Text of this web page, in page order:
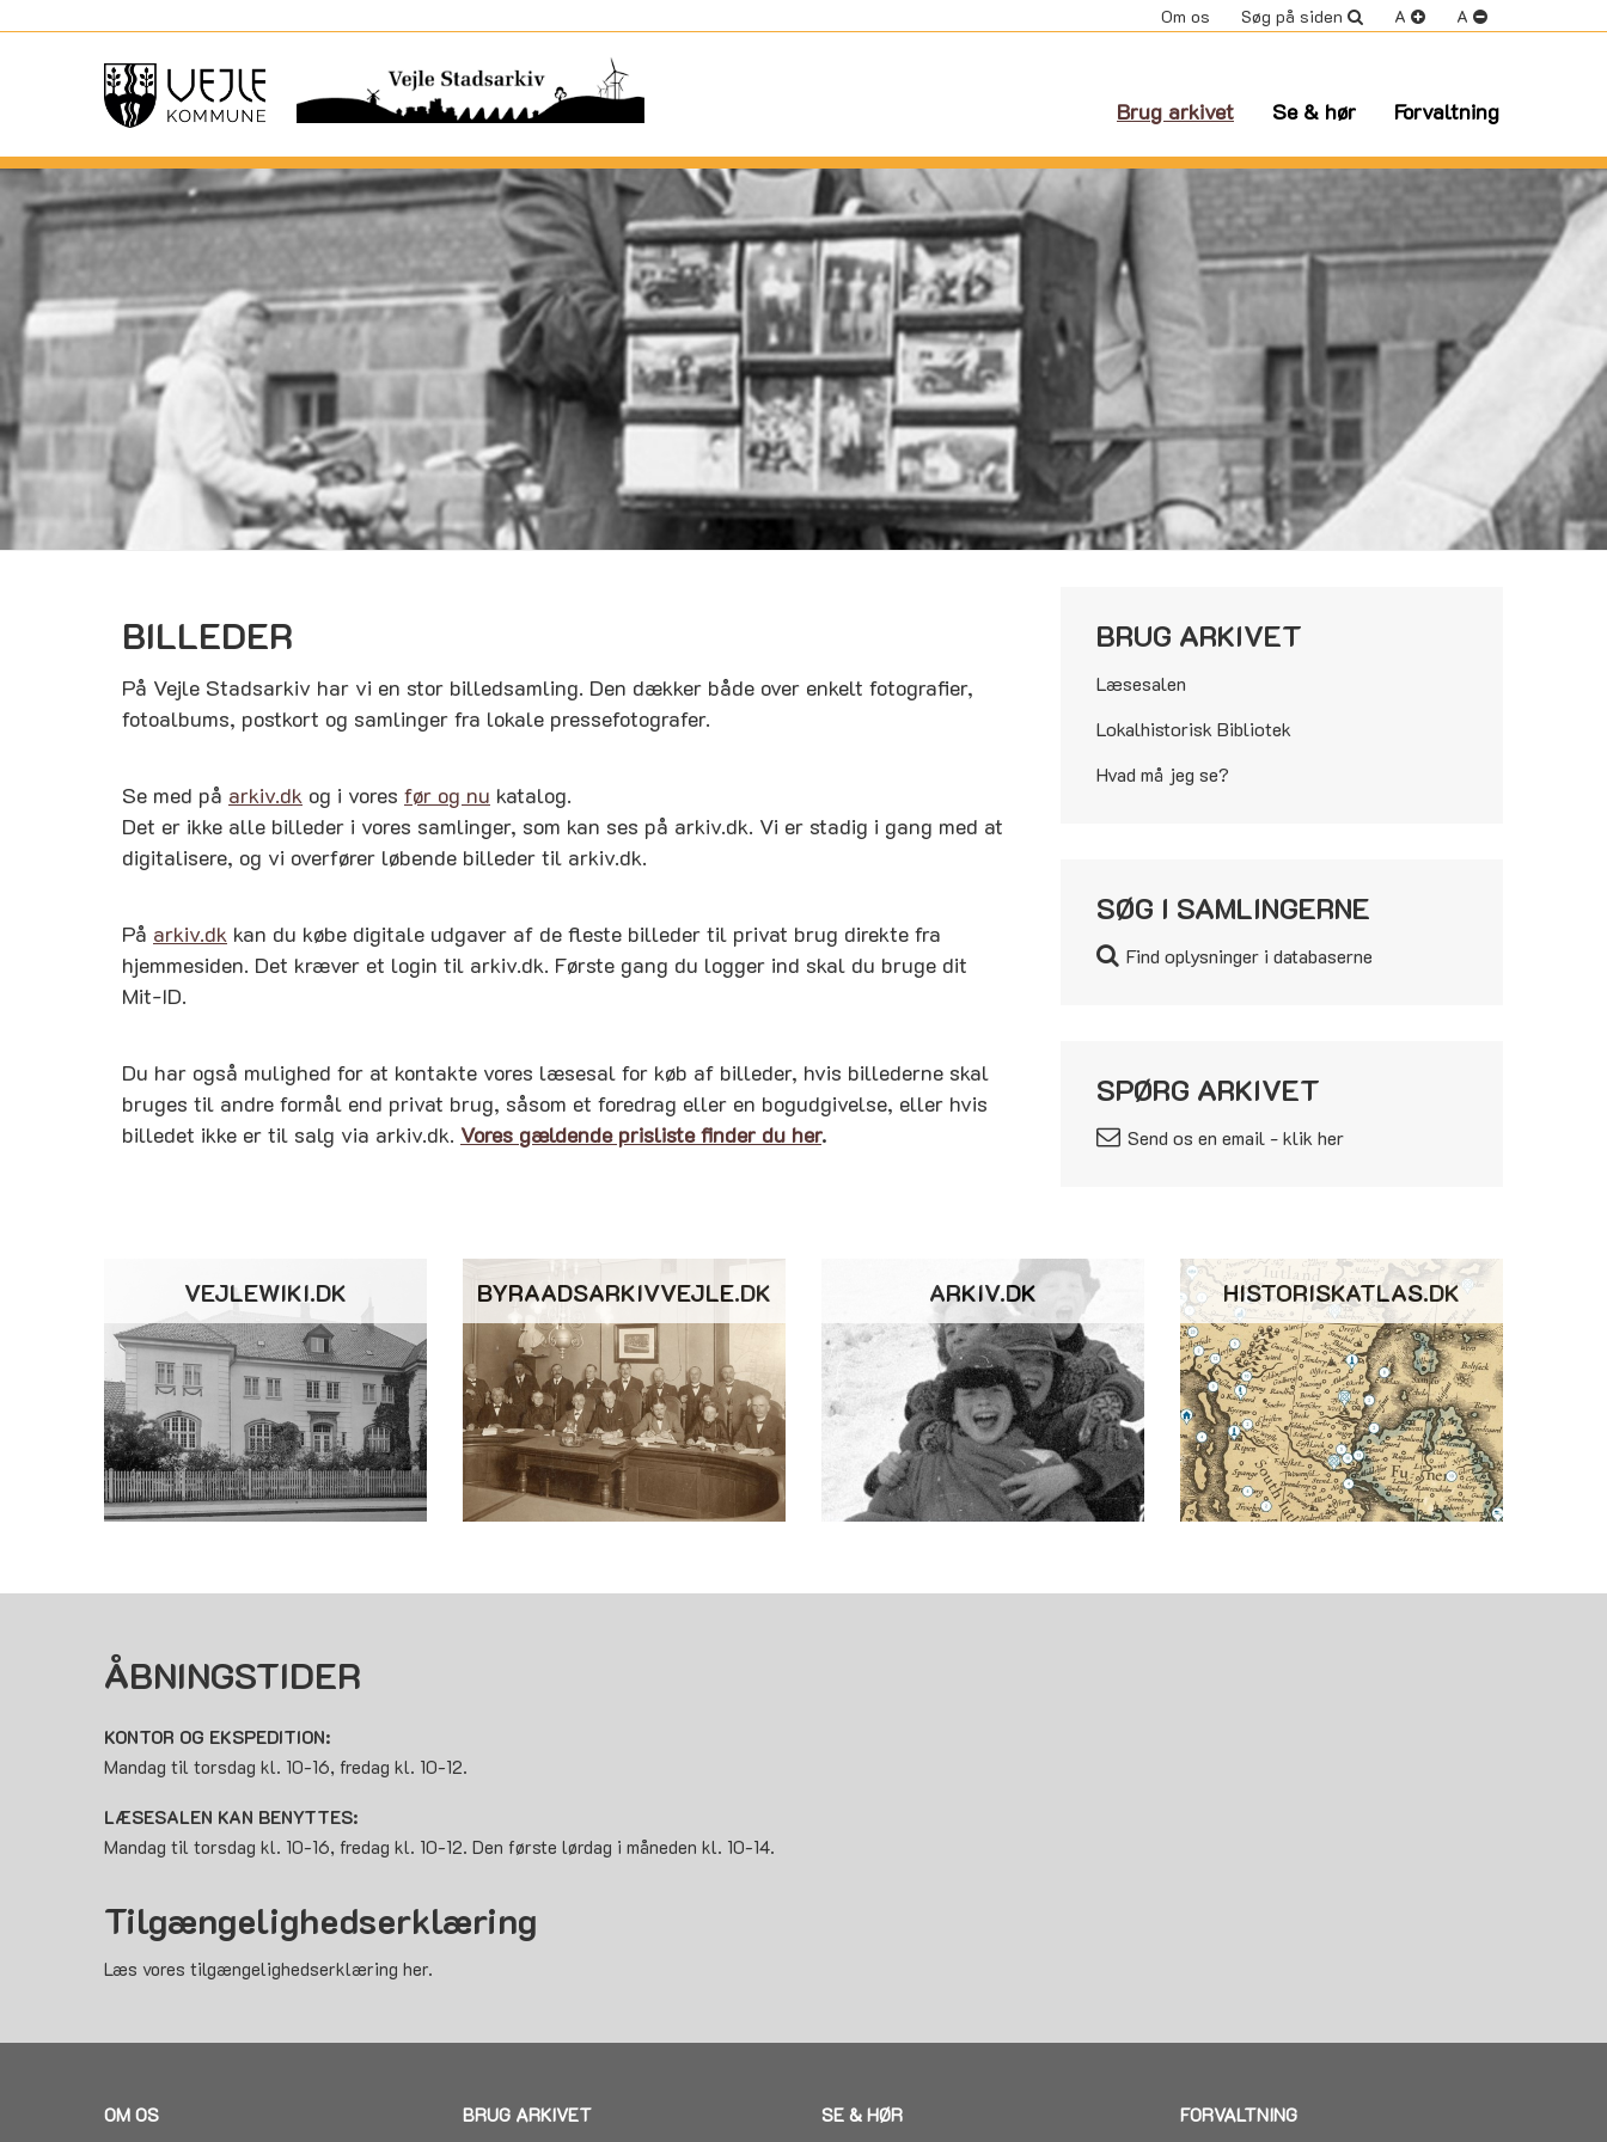
Om os Søg på siden A A
Brug arkivet Se & hør Forvaltning
BILLEDER
På Vejle Stadsarkiv har vi en stor billedsamling. Den dækker både over enkelt fotografier,
fotoalbums, postkort og samlinger fra lokale pressefotografer.
Se med på arkiv.dk og i vores før og nu katalog.
Det er ikke alle billeder i vores samlinger, som kan ses på arkiv.dk. Vi er stadig i gang med at
digitalisere, og vi overfører løbende billeder til arkiv.dk.
På arkiv.dk kan du købe digitale udgaver af de fleste billeder til privat brug direkte fra
hjemmesiden. Det kræver et login til arkiv.dk. Første gang du logger ind skal du bruge dit
Mit-ID.
Du har også mulighed for at kontakte vores læsesal for køb af billeder, hvis billederne skal
bruges til andre formål end privat brug, såsom et foredrag eller en bogudgivelse, eller hvis
billedet ikke er til salg via arkiv.dk. Vores gældende prisliste finder du her.
BRUG ARKIVET
Læsesalen
Lokalhistorisk Bibliotek
Hvad må jeg se?
SØG I SAMLINGERNE
Find oplysninger i databaserne
SPØRG ARKIVET
Send os en email - klik her
VEJLEWIKI.DK BYRAADSARKIVVEJLE.DK ARKIV.DK HISTORISKATLAS.DK
ÅBNINGSTIDER
KONTOR OG EKSPEDITION:
Mandag til torsdag kl. 10-16, fredag kl. 10-12.
LÆSESALEN KAN BENYTTES:
Mandag til torsdag kl. 10-16, fredag kl. 10-12. Den første lørdag i måneden kl. 10-14.
Tilgængelighedserklæring
Læs vores tilgængelighedserklæring her.
OM OS
BRUG ARKIVET
SE & HØR
FORVALTNING